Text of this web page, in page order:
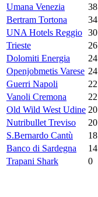
Umana Venezia 38
Bertram Tortona
34
UNA Hotels Reggio 30
Trieste
26
Dolomiti Energia
24
Openjobmetis Varese 24
Guerri Napoli
22
Vanoli Cremona
22
Old Wild West Udine 20
Nutribullet Treviso
20
S.Bernardo Cantù
18
Banco di Sardegna
14
Trapani Shark
0